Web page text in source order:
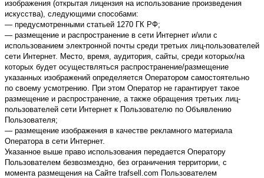
изображения (открытая лицензия на использование произведения
искусства), следующими способами:
— предусмотренными статьей 1270 ГК РФ;
— размещение и распространение в сети Интернет и/или с
использованием электронной почты среди третьих лиц-пользователей
сети Интернет. Место, время, аудитория, сайты, среди которых/на
которых будет осуществляться распространение/размещение
указанных изображений определяется Оператором самостоятельно
по своему усмотрению. При этом Оператор не гарантирует такое
размещение и распространение, а также обращения третьих лиц-
пользователей сети Интернет к Пользователю по Объявлению
Пользователя;
— размещение изображения в качестве рекламного материала
Оператора в сети Интернет.
Указанное выше право использования передается Оператору
Пользователем безвозмездно, без ограничения территории, с
момента размещения на Сайте trafsell.com Пользователем